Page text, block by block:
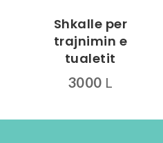
Shkalle per
trajnimin e
tualetit
3000 L